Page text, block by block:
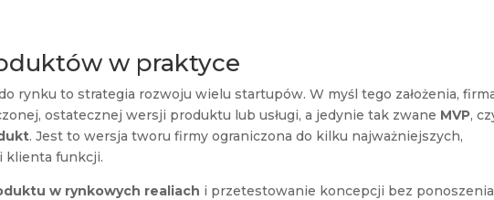
w praktyce
rynku to strategia rozwoju wielu startupów. W myśl tego założenia,
ostatecznej wersji produktu lub usługi, a jedynie tak zwane MVP,
. Jest to wersja tworu firmy ograniczona do kilku najważniejszych,
klienta funkcji.
w rynkowych realiach i przetestowanie koncepcji bez ponoszenia